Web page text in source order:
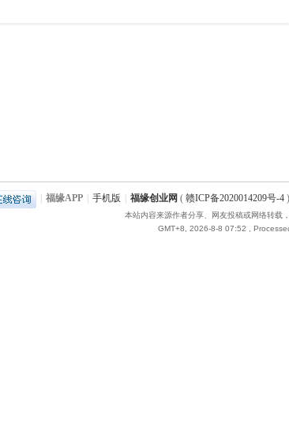
福缘APP 手机版 福缘创业网 ( 赣ICP备2020014209号-4 )
本站内容来源作者分享、网友投稿或网络转载
GMT+8, 2026-8-8 07:52 ,